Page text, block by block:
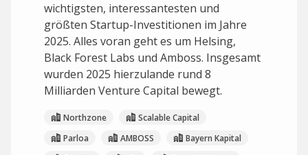
wichtigsten, interessantesten und
größten Startup-Investitionen im Jahre
2025. Alles voran geht es um Helsing,
Black Forest Labs und Amboss. Insgesamt
wurden 2025 hierzulande rund 8
Milliarden Venture Capital bewegt.
Northzone
Scalable Capital
Parloa
AMBOSS
Bayern Kapital